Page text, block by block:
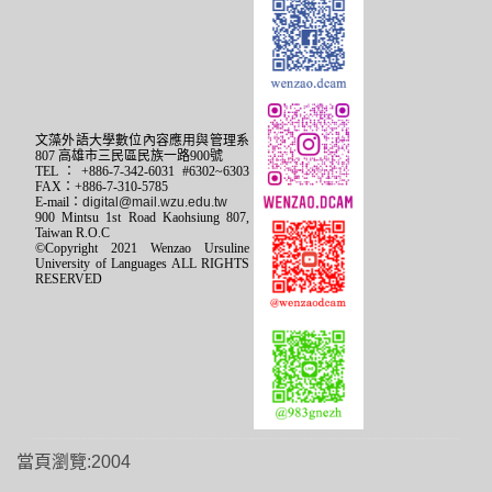
文藻外語大學數位內容應用與管理系
807 高雄市三民區民族一路900號
TEL：+886-7-342-6031 #6302~6303
FAX：+886-7-310-5785
E-mail： digital@mail.wzu.edu.tw
900 Mintsu 1st Road Kaohsiung 807,
Taiwan R.O.C
©Copyright 2021 Wenzao Ursuline
University of Languages ALL RIGHTS
RESERVED
當頁瀏覽:2004